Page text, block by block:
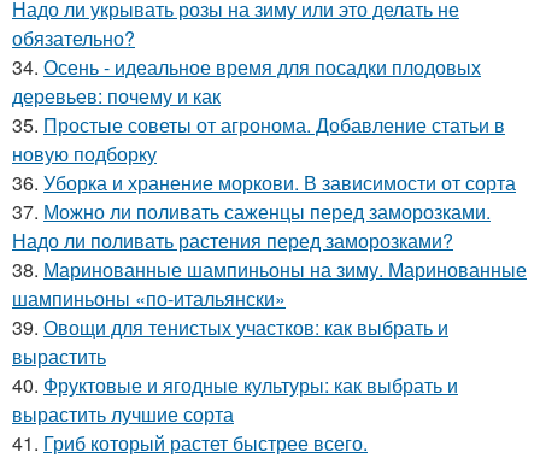
Надо ли укрывать розы на зиму или это делать не
обязательно?
34. Осень - идеальное время для посадки плодовых
деревьев: почему и как
35. Простые советы от агронома. Добавление статьи в
новую подборку
36. Уборка и хранение моркови. В зависимости от сорта
37. Можно ли поливать саженцы перед заморозками.
Надо ли поливать растения перед заморозками?
38. Маринованные шампиньоны на зиму. Маринованные
шампиньоны «по-итальянски»
39. Овощи для тенистых участков: как выбрать и
вырастить
40. Фруктовые и ягодные культуры: как выбрать и
вырастить лучшие сорта
41. Гриб который растет быстрее всего.